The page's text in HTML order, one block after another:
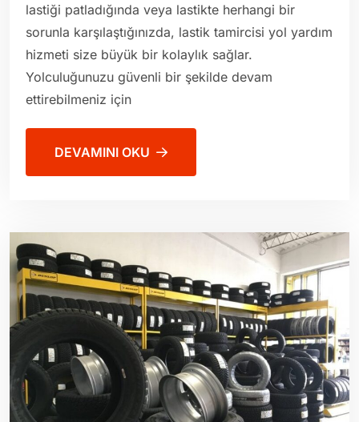
lastiği patladığında veya lastikte herhangi bir
sorunla karşılaştığınızda, lastik tamircisi yol yardım
hizmeti size büyük bir kolaylık sağlar.
Yolculuğunuzu güvenli bir şekilde devam
ettirebilmeniz için
DEVAMINI OKU